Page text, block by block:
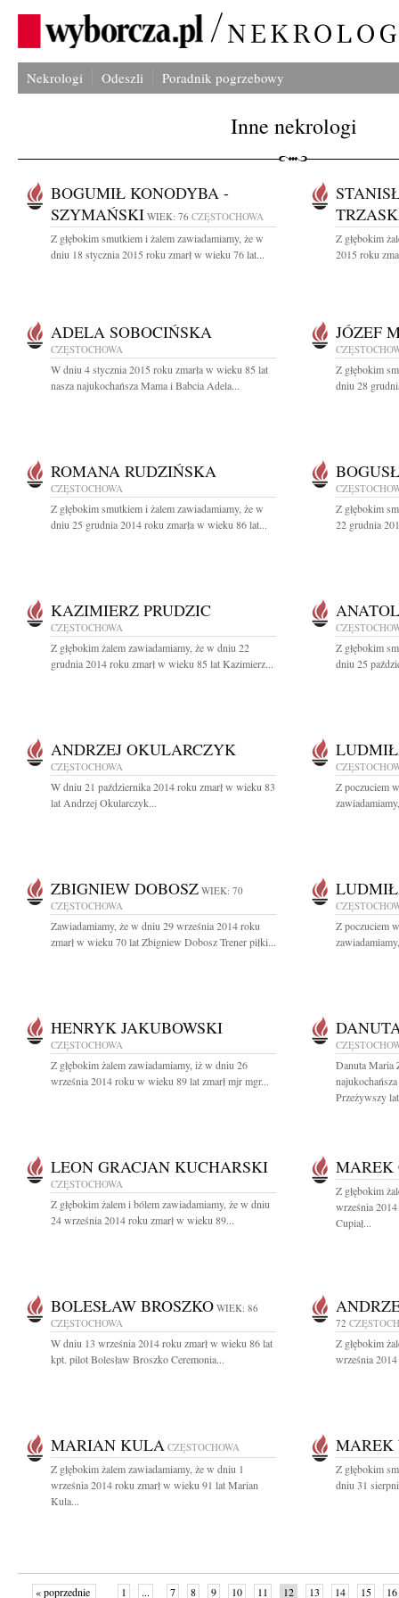
Nekrologi Odeszli Poradnik pogrzebowy
Inne nekrologi
BOGUMIŁ KONODYBA -
SZYMAŃSKI WIEK: 76 CZĘSTOCHOWA
Z głębokim smutkiem i żalem zawiadamiamy, że w
dniu 18 stycznia 2015 roku zmarł w wieku 76 lat...
Z głębokim
2015 roku
ADELA SOBOCIŃSKA
CZĘSTOCHOWA
W dniu 4 stycznia 2015 roku zmarła w wieku 85 lat
nasza najukochańsza Mama i Babcia Adela...
JÓZEF
Z głębokim
dniu 28
ROMANA RUDZIŃSKA
CZĘSTOCHOWA
Z głębokim smutkiem i żalem zawiadamiamy, że w
dniu 25 grudnia 2014 roku zmarła w wieku 86 lat...
Z głębokim
22 grudnia
KAZIMIERZ PRUDZIC
CZĘSTOCHOWA
Z głębokim żalem zawiadamiamy, że w dniu 22
grudnia 2014 roku zmarł w wieku 85 lat Kazimierz...
Z głębokim
dniu 25
ANDRZEJ OKULARCZYK
CZĘSTOCHOWA
W dniu 21 października 2014 roku zmarł w wieku 83
lat Andrzej Okularczyk...
Z poczuciem
ZBIGNIEW DOBOSZ WIEK: 70
CZĘSTOCHOWA
Zawiadamiamy, że w dniu 29 września 2014 roku
zmarł w wieku 70 lat Zbigniew Dobosz Trener piłki...
Z poczuciem
HENRYK JAKUBOWSKI
CZĘSTOCHOWA
Z głębokim żalem zawiadamiamy, iż w dniu 26
września 2014 roku w wieku 89 lat zmarł mjr mgr...
Danuta Maria
Przeżywszy
LEON GRACJAN KUCHARSKI
CZĘSTOCHOWA
Z głębokim żalem i bólem zawiadamiamy, że w dniu
24 września 2014 roku zmarł w wieku 89...
MAREK
Z głębokim
września
Cupiał...
BOLESŁAW BROSZKO WIEK: 86
CZĘSTOCHOWA
W dniu 13 września 2014 roku zmarł w wieku 86 lat
kpt. pilot Bolesław Broszko Ceremonia...
72
Z głębokim
września
MARIAN KULA CZĘSTOCHOWA
Z głębokim żalem zawiadamiamy, że w dniu 1
września 2014 roku zmarł w wieku 91 lat Marian
Kula...
MAREK
Z głębokim
dniu 31
« poprzednie 1 ... 7 8 9 10 11 12 13 14 15 16